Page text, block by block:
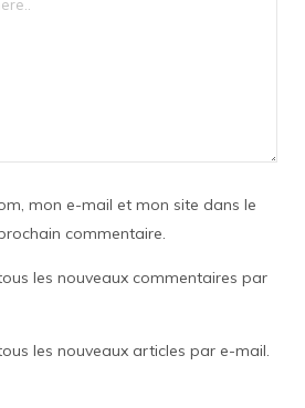
mon e-mail et mon site dans le
commentaire.
les nouveaux commentaires par
les nouveaux articles par e-mail.